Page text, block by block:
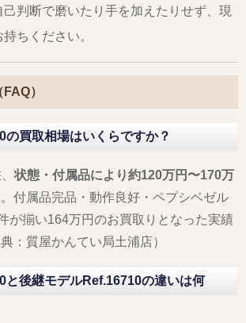
己判断で磨いたり手を加えたりせず、現
ちください。
）
の買取相場はいくらですか？
状態・付属品により約120万円〜170万
付属品完品・動作良好・ペプシベゼル
が揃い164万円のお買取りとなった実績
：質屋かんてい局土浦店）
と後継モデルRef.16710の違いは何